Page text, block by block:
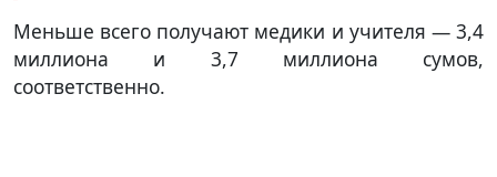
Меньше всего получают медики и учителя — 3,4
миллиона и 3,7 миллиона сумов,
соответственно.